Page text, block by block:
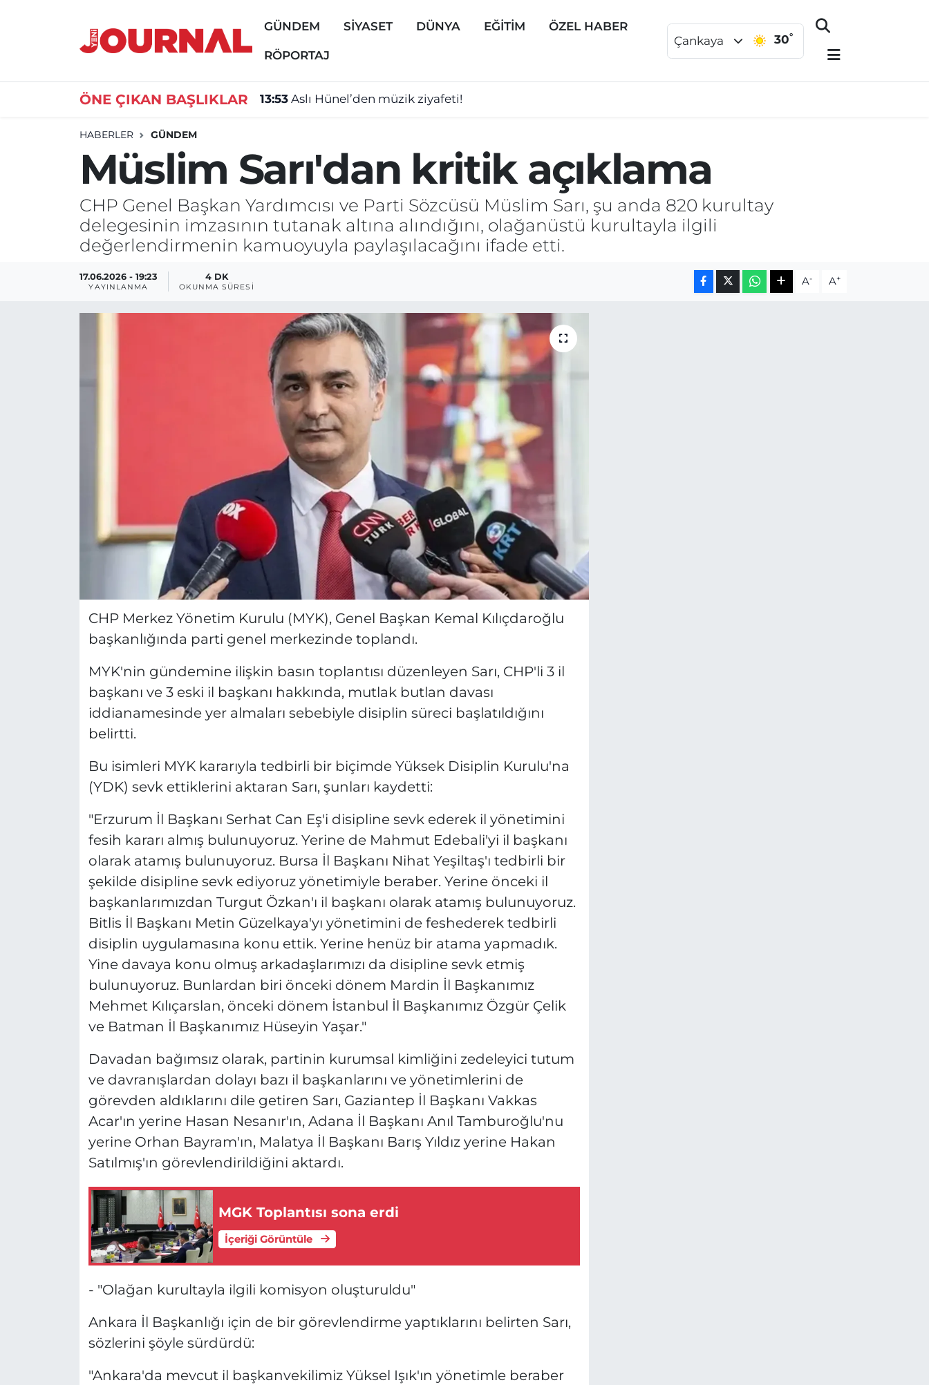
GÜNDEM SİYASET DÜNYA EĞİTİM ÖZEL HABER
RÖPORTAJ
Çankaya 30°
ÖNE ÇIKAN BAŞLIKLAR 13:53 Aslı Hünel’den müzik ziyafeti!
HABERLER GÜNDEM
Müslim Sarı'dan kritik açıklama
CHP Genel Başkan Yardımcısı ve Parti Sözcüsü Müslim Sarı, şu anda 820 kurultay
delegesinin imzasının tutanak altına alındığını, olağanüstü kurultayla ilgili
değerlendirmenin kamuoyuyla paylaşılacağını ifade etti.
17.06.2026 - 19:23
YAYINLANMA
4 DK
OKUNMA SÜRESI A- A+
CHP Merkez Yönetim Kurulu (MYK), Genel Başkan Kemal Kılıçdaroğlu
başkanlığında parti genel merkezinde toplandı.
MYK'nin gündemine ilişkin basın toplantısı düzenleyen Sarı, CHP'li 3 il
başkanı ve 3 eski il başkanı hakkında, mutlak butlan davası
iddianamesinde yer almaları sebebiyle disiplin süreci başlatıldığını
belirtti.
Bu isimleri MYK kararıyla tedbirli bir biçimde Yüksek Disiplin Kurulu'na
(YDK) sevk ettiklerini aktaran Sarı, şunları kaydetti:
"Erzurum İl Başkanı Serhat Can Eş'i disipline sevk ederek il yönetimini
fesih kararı almış bulunuyoruz. Yerine de Mahmut Edebali'yi il başkanı
olarak atamış bulunuyoruz. Bursa İl Başkanı Nihat Yeşiltaş'ı tedbirli bir
şekilde disipline sevk ediyoruz yönetimiyle beraber. Yerine önceki il
başkanlarımızdan Turgut Özkan'ı il başkanı olarak atamış bulunuyoruz.
Bitlis İl Başkanı Metin Güzelkaya'yı yönetimini de feshederek tedbirli
disiplin uygulamasına konu ettik. Yerine henüz bir atama yapmadık.
Yine davaya konu olmuş arkadaşlarımızı da disipline sevk etmiş
bulunuyoruz. Bunlardan biri önceki dönem Mardin İl Başkanımız
Mehmet Kılıçarslan, önceki dönem İstanbul İl Başkanımız Özgür Çelik
ve Batman İl Başkanımız Hüseyin Yaşar."
Davadan bağımsız olarak, partinin kurumsal kimliğini zedeleyici tutum
ve davranışlardan dolayı bazı il başkanlarını ve yönetimlerini de
görevden aldıklarını dile getiren Sarı, Gaziantep İl Başkanı Vakkas
Acar'ın yerine Hasan Nesanır'ın, Adana İl Başkanı Anıl Tamburoğlu'nu
yerine Orhan Bayram'ın, Malatya İl Başkanı Barış Yıldız yerine Hakan
Satılmış'ın görevlendirildiğini aktardı.
MGK Toplantısı sona erdi
İçeriği Görüntüle
- "Olağan kurultayla ilgili komisyon oluşturuldu"
Ankara İl Başkanlığı için de bir görevlendirme yaptıklarını belirten Sarı,
sözlerini şöyle sürdürdü:
"Ankara'da mevcut il başkanvekilimiz Yüksel Işık'ın yönetimle beraber
GÜNDEM
DÜNYA
ÖZEL HABER
Nöbetçi Eczaneler
Süper Lig Puan Durumu ve Fikstür
Son Dakika Haberleri